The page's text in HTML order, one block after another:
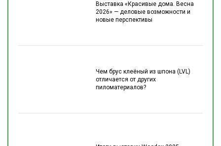
Выставка «Красивые дома. Весна
2026» — деловые возможности и
новые перспективы
Чем брус клеёный из шпона (LVL)
отличается от других
пиломатериалов?